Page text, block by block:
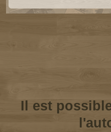
Il est